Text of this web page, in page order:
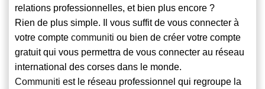
relations professionnelles, et bien plus encore ?
Rien de plus simple. Il vous suffit de vous connecter à
votre compte communiti ou bien de créer votre compte
gratuit qui vous permettra de vous connecter au réseau
international des corses dans le monde.
Communiti est le réseau professionnel qui regroupe la